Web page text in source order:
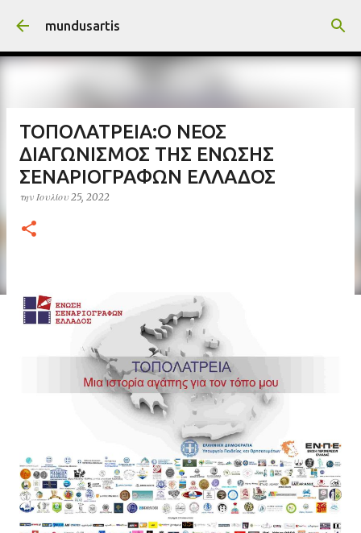
Μετάβαση στο κύριο περιεχόμενο
mundusartis
ΤΟΠΟΛΑΤΡΕΙΑ:Ο ΝΕΟΣ
ΔΙΑΓΩΝΙΣΜΟΣ ΤΗΣ ΕΝΩΣΗΣ
ΣΕΝΑΡΙΟΓΡΑΦΩΝ ΕΛΛΑΔΟΣ
την Ιουλίου 25, 2022